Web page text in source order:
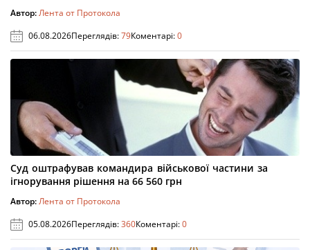
Автор:Лента от Протокола
06.08.2026Переглядів:79Коментарі:0
Суд оштрафував командира військової частини за
ігнорування рішення на 66 560 грн
Автор:Лента от Протокола
05.08.2026Переглядів:360Коментарі:0